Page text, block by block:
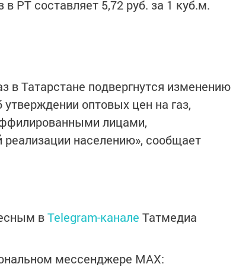
РТ составляет 5,72 руб. за 1 куб.м.
в Татарстане подвергнутся изменению
оптовых цен на газ,
лицами,
населению», сообщает
вTelegram-канале Татмедиа
мессенджере MАХ: